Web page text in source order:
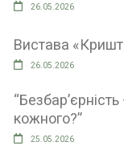
26.05.2026
Вистава
26.05.2026
кожного?”
25.05.2026